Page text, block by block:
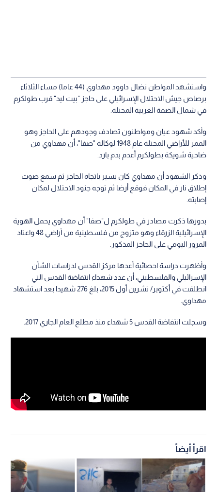
واستشهد المواطن نضال داوود مهداوي (44 عاما) مساء الثلاثاء
برصاص جيش الاحتلال الإسرائيلي على حاجز "بيت ليد" قرب طولكرم
في شمال الضفة الغربية المحتلة.
وأكد شهود عيان ومواطنون تصادف وجودهم على الحاجز وهو
الممر للأراضي المحتلة عام 1948 لوكالة "صفا"، أن مهداوي من
ضاحية شويكة بطولكرم أعدم بدم بارد.
وذكر الشهود أن مهداوي كان يسير باتجاه الحاجز ثم سمع صوت
إطلاق نار في المكان فوقع أرضا ثم توجه جنود الاحتلال لمكان
إصابته.
بدورها ذكرت مصادر في طولكرم ل"صفا" أن مهداوي يحمل الهوية
الإسرائيلية الزرقاء وهو متزوج من فلسطينية من أراضي 48 واعتاد
المرور اليومي على الحاجز المذكور.
وأظهرت دراسة احصائية أعدها مركز القدس لدراسات الشأن
الإسرائيلي والفلسطيني، أن عدد شهداء انتفاضة القدس التي
انطلقت في أكتوبر/ تشرين أول 2015، بلغ 276 شهيدا بعد استشهاد
مهداوي.
وسجلت انتفاضة القدس 5 شهداء منذ مطلع العام الجاري 2017.
اقرأ أيضاً